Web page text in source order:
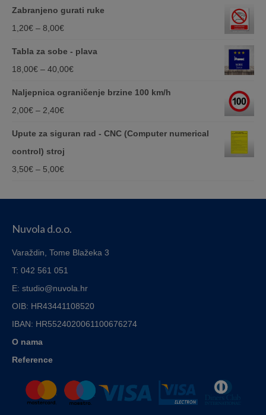
Zabranjeno gurati ruke
1,20€ – 8,00€Price
8,00€
Tabla za sobe - plava
18,00€ – 40,00€Price
40,00€
Naljepnica ograničenje brzine 100 km/h
2,00€ – 2,40€Price
Upute za siguran rad - CNC (Computer numerical
control) stroj
3,50€ – 5,00€Price
Nuvola d.o.o.
Varaždin, Tome Blažeka 3
T: 042 561 051
E: studio@nuvola.hr
OIB: HR43441108520
IBAN: HR5524020061100676274
O nama
Reference